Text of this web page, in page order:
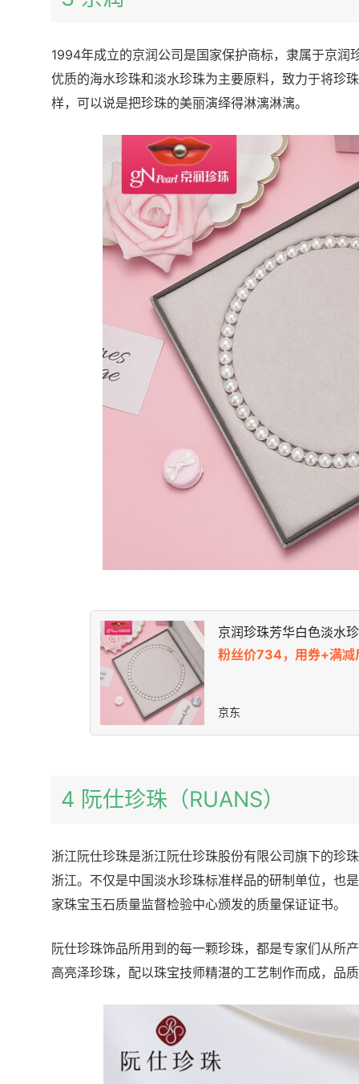
1994年成立的京润公司是国家保护商标，隶属于京润
优质的海水珍珠和淡水珍珠为主要原料，致力于将珍
样，可以说是把珍珠的美丽演绎得淋漓淋漓。
京润珍珠芳华白色淡水
粉丝价734，用券+满
京东
4 阮仕珍珠（RUANS）
浙江阮仕珍珠是浙江阮仕珍珠股份有限公司旗下的珍
浙江。不仅是中国淡水珍珠标准样品的研制单位，也
家珠宝玉石质量监督检验中心颁发的质量保证证书。
阮仕珍珠饰品所用到的每一颗珍珠，都是专家们从所
高亮泽珍珠，配以珠宝技师精湛的工艺制作而成，品